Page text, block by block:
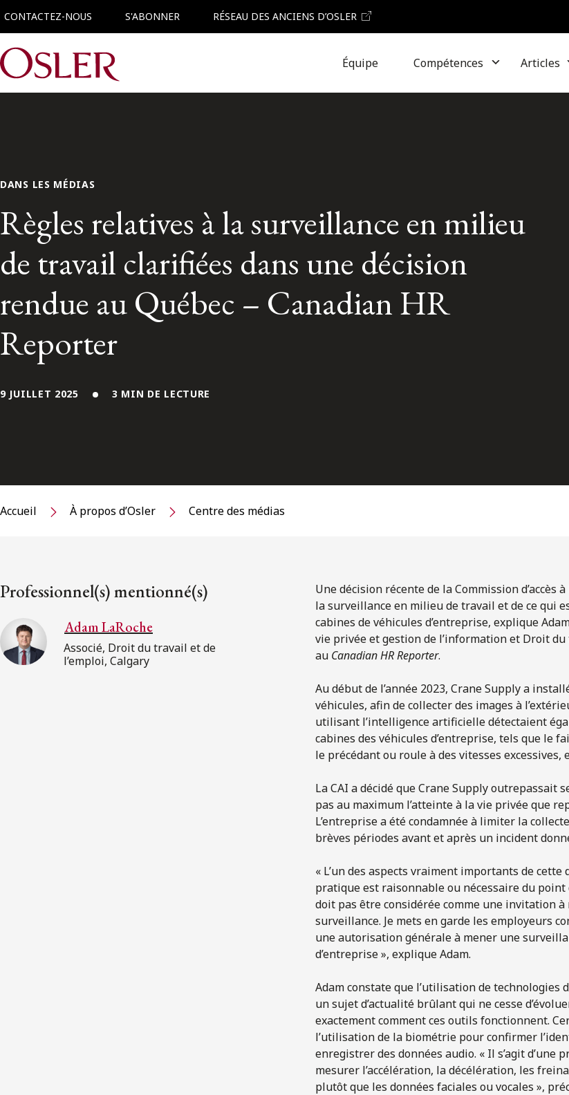
CONTACTEZ-NOUS S'ABONNER RÉSEAU DES ANCIENS D’OSLER
Main Navigation Équipe Compétences Articles
DANS LES MÉDIAS
Règles relatives à la surveillance en milieu
de travail clarifiées dans une décision
rendue au Québec – Canadian HR
Reporter
9 JUILLET 2025 3 MIN DE LECTURE
Accueil À propos d’Osler Centre des médias
Professionnel(s) mentionné(s)
Adam LaRoche
Associé, Droit du travail et de
l’emploi, Calgary
Une décision récente de la Commission
la surveillance en milieu de travail et de ce qui
cabines de véhicules d’entreprise, explique
vie privée et gestion de l’information et Droit
au Canadian HR Reporter.
Au début de l’année 2023, Crane Supply a
véhicules, afin de collecter des images à
utilisant l’intelligence artificielle détectaient
cabines des véhicules d’entreprise, tels que le
le précédant ou roule à des vitesses
La CAI a décidé que Crane Supply
pas au maximum l’atteinte à la vie privée que
L’entreprise a été condamnée à limiter la
brèves périodes avant et après un incident
« L’un des aspects vraiment importants de
pratique est raisonnable ou nécessaire du point
doit pas être considérée comme une invitation
surveillance. Je mets en garde les employeurs
une autorisation générale à mener une
d’entreprise », explique Adam.
Adam constate que l’utilisation de
un sujet d’actualité brûlant qui ne cesse
exactement comment ces outils fonctionnent.
l’utilisation de la biométrie pour confirmer
enregistrer des données audio. « Il s’agit d’une
mesurer l’accélération, la décélération, les
plutôt que les données faciales ou vocales »,